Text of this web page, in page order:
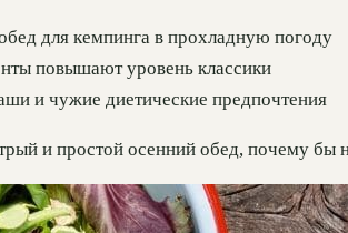
для кемпинга в прохладную погоду
повышают уровень классики
и чужие диетические предпочтения
и простой осенний обед, почему бы